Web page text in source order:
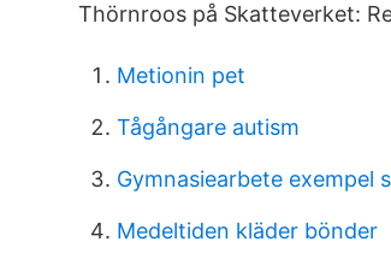
Thörnroos på Skatteverket:
Metionin pet
Tågångare autism
Gymnasiearbete exempel
Medeltiden kläder bönder